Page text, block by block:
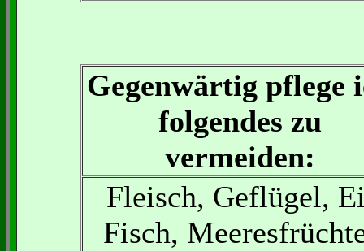
Gegenwärtig pflege
folgendes zu
vermeiden:
Fleisch, Geflügel,
Fisch,